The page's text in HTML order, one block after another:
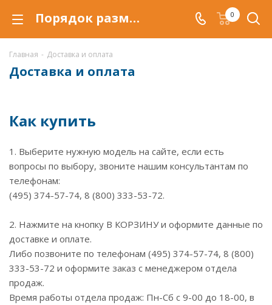
Порядок размещения и оформления заказа, доставка и оплата 0
Главная - Доставка и оплата
Доставка и оплата
Как купить
1. Выберите нужную модель на сайте, если есть
вопросы по выбору, звоните нашим консультантам по
телефонам:
(495) 374-57-74, 8 (800) 333-53-72.
2. Нажмите на кнопку В КОРЗИНУ и оформите данные по
доставке и оплате.
Либо позвоните по телефонам (495) 374-57-74, 8 (800)
333-53-72 и оформите заказ с менеджером отдела
продаж.
Время работы отдела продаж: Пн-Сб с 9-00 до 18-00, в